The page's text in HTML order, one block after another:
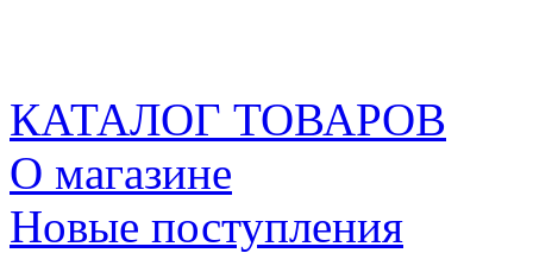
КАТАЛОГ ТОВАРОВ
О магазине
Новые поступления